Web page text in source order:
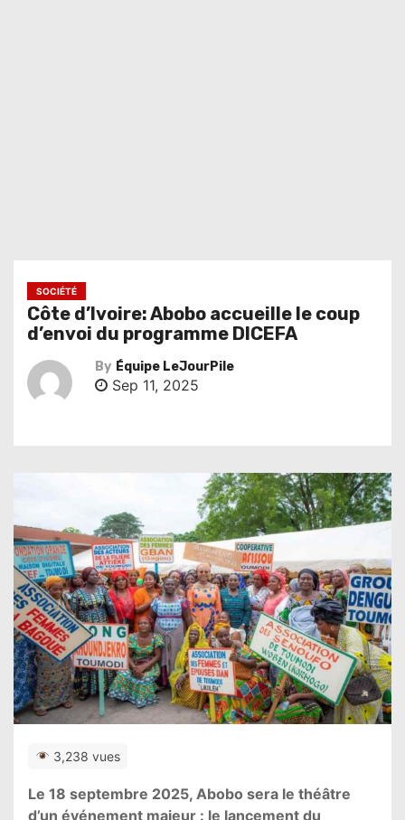
SOCIÉTÉ
Côte d’Ivoire: Abobo accueille le coup
d’envoi du programme DICEFA
By Équipe LeJourPile
Sep 11, 2025
3,238 vues
Le 18 septembre 2025, Abobo sera le théâtre
d’un événement majeur : le lancement du